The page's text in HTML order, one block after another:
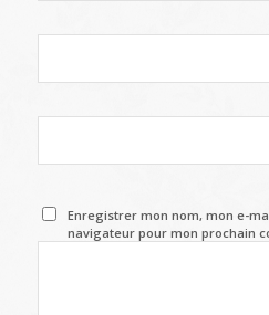
Enregistrer mon nom, mon e-
navigateur pour mon prochain